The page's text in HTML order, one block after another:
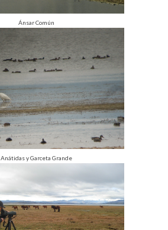
Ánsar Común
Anátidas y Garceta Grande